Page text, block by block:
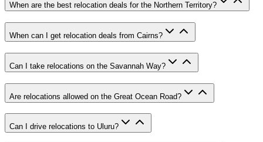
When are the best relocation deals for the Northern Territory?
When can I get relocation deals from Cairns?
Can I take relocations on the Savannah Way?
Are relocations allowed on the Great Ocean Road?
Can I drive relocations to Uluru?